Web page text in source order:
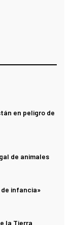
en peligro de
de animales
infancia»
la Tierra